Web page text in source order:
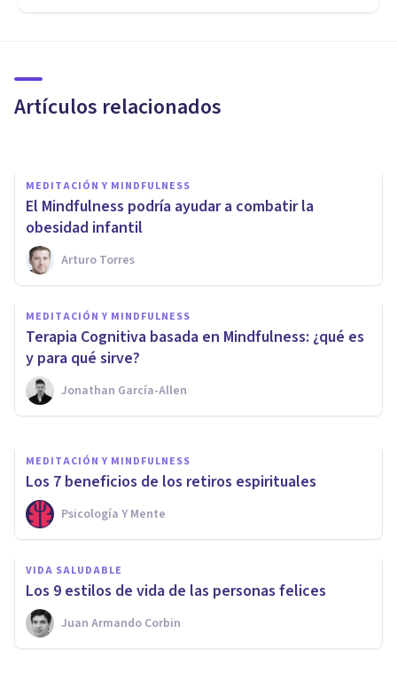
Artículos relacionados
Mindfulness para padres
estrés
MEDITACIÓN Y MINDFULNESS
​El Mindfulness podría ayudar a combatir la
obesidad infantil
Arturo Torres
MEDITACIÓN Y MINDFULNESS
​Terapia Cognitiva basada en Mindfulness: ¿qué es
y para qué sirve?
Jonathan García-Allen
MEDITACIÓN Y MINDFULNESS
5 consejos para ayunar por
primera vez practicando
Mindfulness
Miayuno
MEDITACIÓN Y MINDFULNESS
Los 7 beneficios de los retiros espirituales
Psicología Y Mente
VIDA SALUDABLE
​Los 9 estilos de vida de las personas felices
Juan Armando Corbin